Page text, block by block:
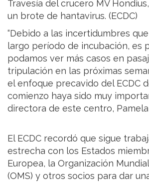
Travesía del crucero MV
un brote de hantavirus. (ECDC)
“Debido a las incertidumbres
largo período de incubación, es
podamos ver más casos en
tripulación en las próximas
el enfoque precavido del ECDC
comienzo haya sido muy
directora de este centro, Pamela
El ECDC recordó que sigue
estrecha con los Estados
Europea, la Organización
(OMS) y otros socios para dar